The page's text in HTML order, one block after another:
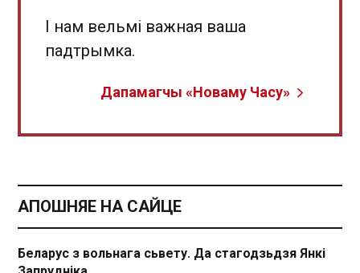
І нам вельмі важная ваша
падтрымка.
Дапамагчы «Новаму Часу»
АПОШНЯЕ НА САЙЦЕ
Беларус з вольнага сьвету. Да стагодзьдзя Янкі